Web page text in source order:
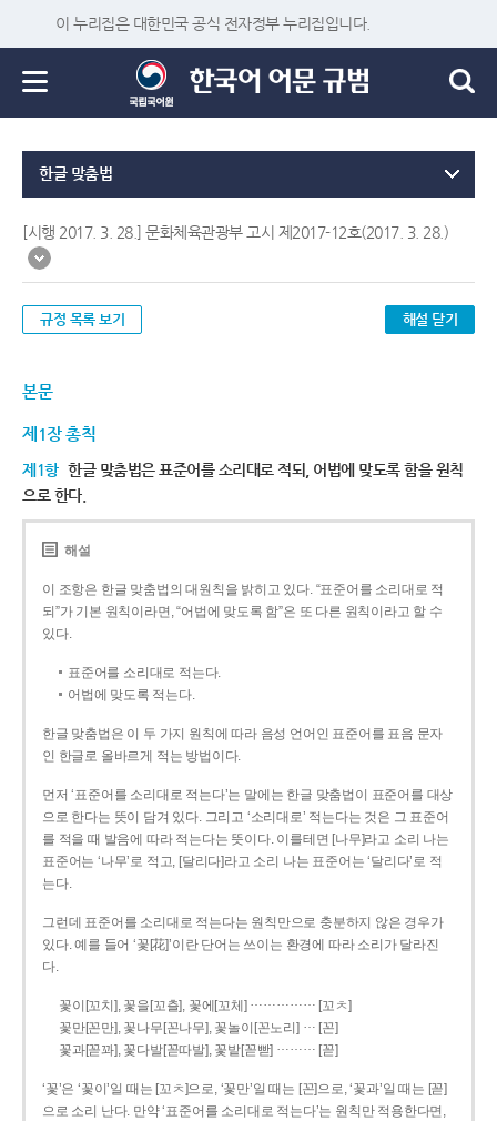
이 누리집은 대한민국 공식 전자정부 누리집입니다.
한글 맞춤법
[시행 2017. 3. 28.] 문화체육관광부 고시 제2017-12호(2017. 3. 28.)
규정 목록 보기 해설 닫기
본문
제1장 총칙
제1항 한글 맞춤법은 표준어를 소리대로 적되, 어법에 맞도록 함을 원칙
으로 한다.
해설
이 조항은 한글 맞춤법의 대원칙을 밝히고 있다. “표준어를 소리대로 적
되”가 기본 원칙이라면, “어법에 맞도록 함”은 또 다른 원칙이라고 할 수
있다.
표준어를 소리대로 적는다.
어법에 맞도록 적는다.
한글 맞춤법은 이 두 가지 원칙에 따라 음성 언어인 표준어를 표음 문자
인 한글로 올바르게 적는 방법이다.
먼저 ‘표준어를 소리대로 적는다’는 말에는 한글 맞춤법이 표준어를 대상
으로 한다는 뜻이 담겨 있다. 그리고 ‘소리대로’ 적는다는 것은 그 표준어
를 적을 때 발음에 따라 적는다는 뜻이다. 이를테면 [나무]라고 소리 나는
표준어는 ‘나무’로 적고, [달리다]라고 소리 나는 표준어는 ‘달리다’로 적
는다.
그런데 표준어를 소리대로 적는다는 원칙만으로 충분하지 않은 경우가
있다. 예를 들어 ‘꽃[花]’이란 단어는 쓰이는 환경에 따라 소리가 달라진
다.
꽃이[꼬치], 꽃을[꼬츨], 꽃에[꼬체] …………… [꼬ㅊ]
꽃만[꼰만], 꽃나무[꼰나무], 꽃놀이[꼰노리] … [꼰]
꽃과[꼳꽈], 꽃다발[꼳따발], 꽃밭[꼳빧] ……… [꼳]
‘꽃’은 ‘꽃이’일 때는 [꼬ㅊ]으로, ‘꽃만’일 때는 [꼰]으로, ‘꽃과’일 때는 [꼳]
으로 소리 난다. 만약 ‘표준어를 소리대로 적는다’는 원칙만 적용한다면,